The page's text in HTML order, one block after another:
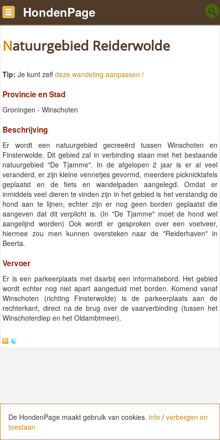
HondenPage
Natuurgebied Reiderwolde
Tip: Je kunt zelf deze wandeling aanpassen !
Provincie en Stad
Groningen - Winschoten
Beschrijving
Er wordt een natuurgebied gecreeërd tussen Winschoten en
Finsterwolde. Dit gebied zal in verbinding staan met het bestaande
natuurgebied "De Tjamme". In de afgelopen 2 jaar is er al veel
veranderd, er zijn kleine vennetjes gevormd, meerdere picknicktafels
geplaatst en de fiets en wandelpaden aangelegd. Omdat er
inmiddels veel dieren te vinden zijn in het gebied is het verstandig de
hond aan te lijnen, echter zijn er nog geen borden geplaatst die
aangeven dat dit verplicht is. (In "De Tjamme" moet de hond wel
aangelijnd worden) Ook wordt er gesproken over een voetveer,
hiermee zou men kunnen oversteken naar de "Reiderhaven" in
Beerta.
Vervoer
Er is een parkeerplaats met daarbij een informatiebord. Het gebied
wordt echter nog niet apart aangeduid met borden. Komend vanaf
Winschoten (richting Finsterwolde) is de parkeerplaats aan de
rechterkant, direct na de brug over de vaarverbinding (tussen het
Winschoterdiep en het Oldambtmeer).
De HondenPage maakt gebruik van cookies. info / verbergen en
toestaan
De HondenPage maakt gebruik van cookies. info / verbergen en
toestaan